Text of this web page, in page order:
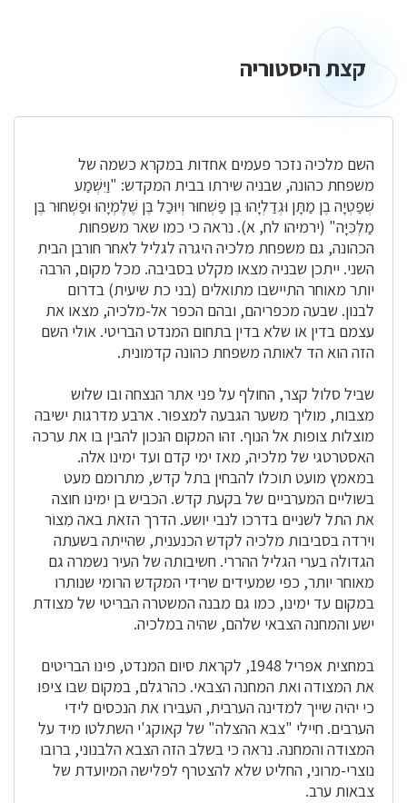
היסטוריה
קצת היסטוריה
השם מלכיה נזכר פעמים אחדות במקרא כשמה של
משפחת כהונה, שבניה שירתו בבית המקדש: "וַיִּשְׁמַע
שְׁפַטְיָה בֶן מַתָּן וּגְדַלְיָהוּ בֶּן פַּשְׁחוּר וְיוּכַל בֶּן שֶׁלֶמְיָהוּ וּפַשְׁחוּר בֶּן
מַלְכִּיָּה" (ירמיהו לח, א). נראה כי כמו שאר משפחות
הכהונה, גם משפחת מלכיה היגרה לגליל לאחר חורבן הבית
השני. ייתכן שבניה מצאו מקלט בסביבה. מכל מקום, הרבה
יותר מאוחר התיישבו מתואלים (בני כת שיעית) בדרום
לבנון. שבעה מכפריהם, ובהם הכפר אל-מלכיה, מצאו את
עצמם בדין או שלא בדין בתחום המנדט הבריטי. אולי השם
הזה הוא הד לאותה משפחת כהונה קדמונית.
שביל סלול קצר, החולף על פני אתר הנצחה ובו שלוש
מצבות, מוליך משער הגבעה למצפור. ארבע מדרגות ישיבה
מוצלות צופות אל הנוף. זהו המקום הנכון להבין בו את ערכה
האסטרטגי של מלכיה, מאז ימי קדם ועד ימינו אלה.
במאמץ מועט תוכלו להבחין בתל קדש, מתרומם מעט
בשוליים המערביים של בקעת קדש. הכביש בן ימינו חוצה
את התל לשניים בדרכו לנבי יושע. הדרך הזאת באה מִצוֹר
וירדה בסביבות מלכיה לקדש הכנענית, שהייתה בשעתה
הגדולה בערי הגליל ההררי. חשיבותה של העיר נשמרה גם
מאוחר יותר, כפי שמעידים שרידי המקדש הרומי שנותרו
במקום עד ימינו, כמו גם מבנה המשטרה הבריטי של מצודת
ישע והמחנה הצבאי שלהם, שהיה במלכיה.
במחצית אפריל 1948, לקראת סיום המנדט, פינו הבריטים
את המצודה ואת המחנה הצבאי. כהרגלם, במקום שבו ציפו
כי יהיה שייך למדינה הערבית, העבירו את הנכסים לידי
הערבים. חיילי "צבא ההצלה" של קאוקג'י השתלטו מיד על
המצודה והמחנה. נראה כי בשלב הזה הצבא הלבנוני, ברובו
נוצרי-מרוני, החליט שלא להצטרף לפלישה המיועדת של
צבאות ערב.